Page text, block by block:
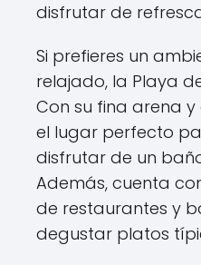
disfrutar de
Si prefieres un
relajado, la Playa
Con su fina arena
el lugar perfecto
disfrutar de un
Además, cuenta
de restaurantes y
degustar platos